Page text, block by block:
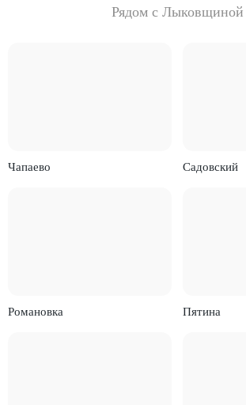
Рядом с Лыковщиной
Чапаево Садовский
Романовка Пятина